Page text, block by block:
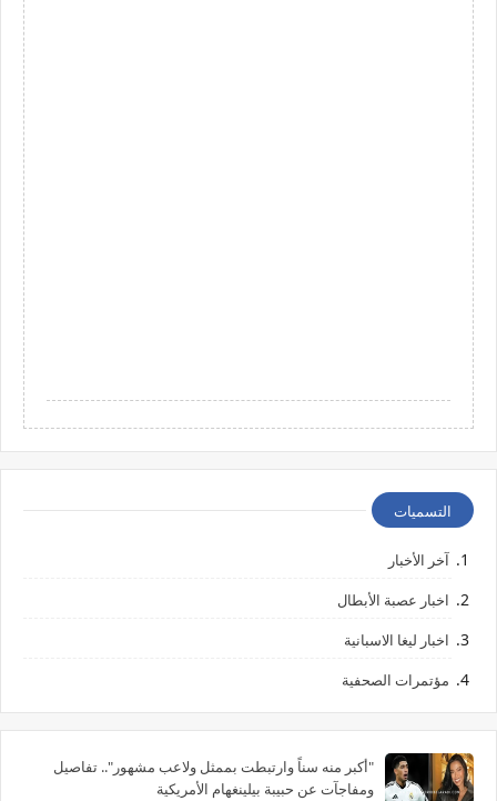
التسميات
آخر الأخبار
اخبار عصبة الأبطال
اخبار ليغا الاسبانية
مؤتمرات الصحفية
"أكبر منه سناً وارتبطت بممثل ولاعب مشهور".. تفاصيل
ومفاجآت عن حبيبة بيلينغهام الأمريكية